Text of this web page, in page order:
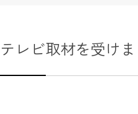
テレビ取材を受けま